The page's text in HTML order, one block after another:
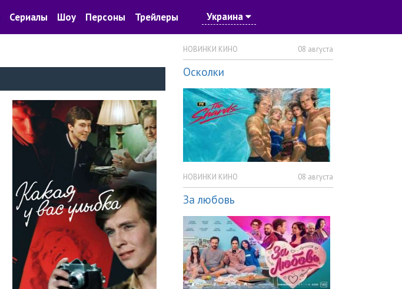
Сериалы Шоу Персоны Трейлеры Украина
НОВИНКИ КИНО 08 августа
Осколки
НОВИНКИ КИНО 08 августа
За любовь